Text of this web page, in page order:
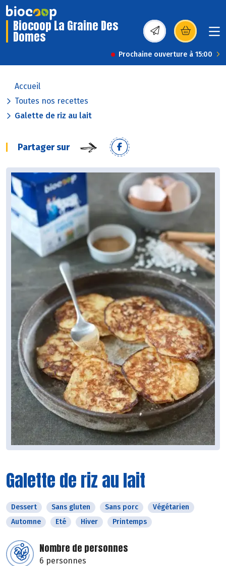
Biocoop La Graine Des
Domes (s’ouvre dans une
Prochaine ouverture à 15:00
Accueil
Toutes nos recettes
Galette de riz au lait
Partager sur
Galette de riz au lait
Dessert Sans gluten Sans porc
Végétarien
Automne
Eté Hiver Printemps
Nombre de personnes
6 personnes